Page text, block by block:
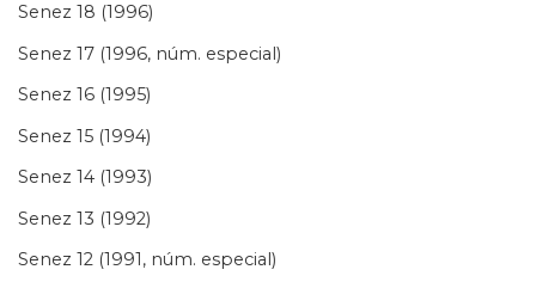
Senez 18 (1996)
Senez 17 (1996, núm. especial)
Senez 16 (1995)
Senez 15 (1994)
Senez 14 (1993)
Senez 13 (1992)
Senez 12 (1991, núm. especial)